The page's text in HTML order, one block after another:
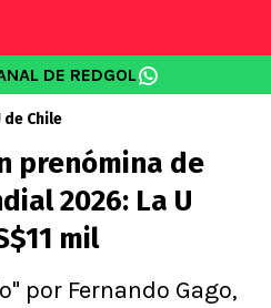
DE REDGOL
de Chile
prenómina de
2026: La U
mil
por Fernando Gago,